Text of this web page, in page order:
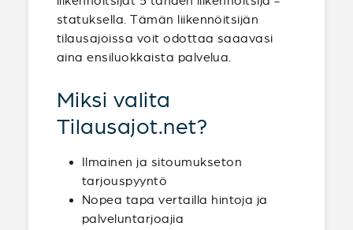
statuksella. Tämän liikennöitsijän
tilausajoissa voit odottaa saaavasi
aina ensiluokkaista palvelua.
Miksi valita
Tilausajot.net?
Ilmainen ja sitoumukseton
tarjouspyyntö
Nopea tapa vertailla hintoja ja
palveluntarjoajia